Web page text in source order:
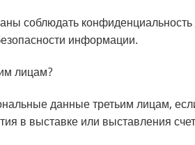
соблюдать
информации.
лицам?
данные третьим лицам,
в выставке или выставления